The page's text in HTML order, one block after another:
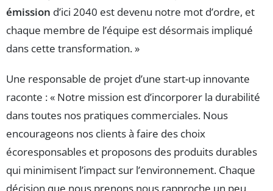
émission d’ici 2040 est devenu notre mot d’ordre, et
chaque membre de l’équipe est désormais impliqué
dans cette transformation. »
Une responsable de projet d’une start-up innovante
raconte : « Notre mission est d’incorporer la durabilité
dans toutes nos pratiques commerciales. Nous
encourageons nos clients à faire des choix
écoresponsables et proposons des produits durables
qui minimisent l’impact sur l’environnement. Chaque